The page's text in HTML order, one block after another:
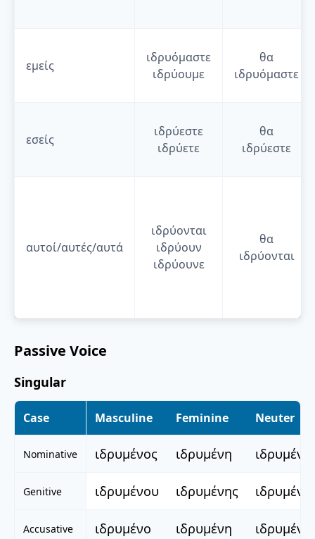
εμείς
ιδρυόμαστε
ιδρύουμε
θα
ιδρυόμαστε
εσείς
ιδρύεστε
ιδρύετε
θα
ιδρύεστε
αυτοί/αυτές/αυτά
ιδρύονται
ιδρύουν
ιδρύουνε
θα
ιδρύονται
Passive Voice
Singular
Case Masculine Feminine Neuter
Nominative ιδρυμένος ιδρυμένη ιδρυμένο
Genitive ιδρυμένου ιδρυμένης
Accusative ιδρυμένο ιδρυμένη ιδρυμένο